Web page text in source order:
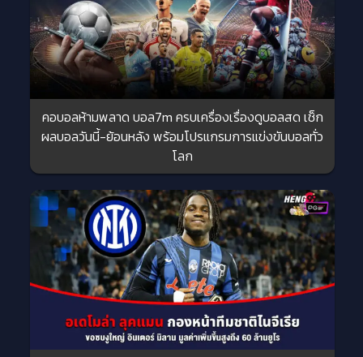
คอบอลห้ามพลาด บอล7m ครบเครื่องเรื่องดูบอลสด เช็ก
ผลบอลวันนี้-ย้อนหลัง พร้อมโปรแกรมการแข่งขันบอลทั่ว
โลก